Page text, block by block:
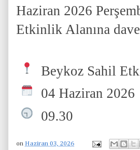
Haziran 2026
Etkinlik Alanına
09.30
on Haziran 03, 2026